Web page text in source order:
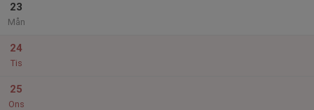
23
Mån
24
Tis
25
Ons